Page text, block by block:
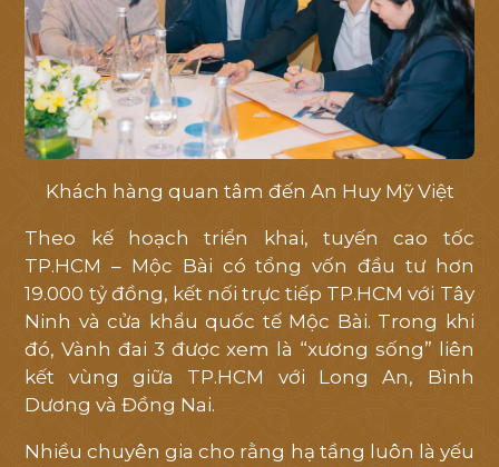
Khách hàng quan tâm đến An Huy Mỹ Việt
Theo kế hoạch triển khai, tuyến cao tốc
TP.HCM – Mộc Bài có tổng vốn đầu tư hơn
19.000 tỷ đồng, kết nối trực tiếp TP.HCM với Tây
Ninh và cửa khẩu quốc tế Mộc Bài. Trong khi
đó, Vành đai 3 được xem là “xương sống” liên
kết vùng giữa TP.HCM với Long An, Bình
Dương và Đồng Nai.
Nhiều chuyên gia cho rằng hạ tầng luôn là yếu